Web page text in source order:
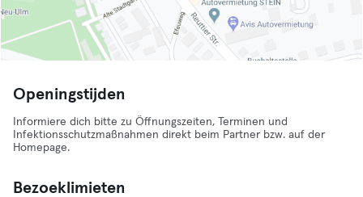
Openingstijden
Informiere dich bitte zu Öffnungszeiten, Terminen und
Infektionsschutzmaßnahmen direkt beim Partner bzw. auf der
Homepage.
Bezoeklimieten